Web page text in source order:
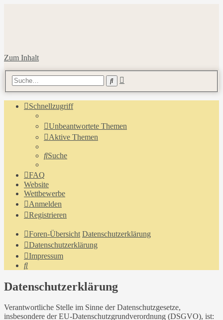
Zum Inhalt
Suche
Schnellzugriff
Unbeantwortete Themen
Aktive Themen
Suche
FAQ
Website
Wettbewerbe
Anmelden
Registrieren
Foren-Übersicht Datenschutzerklärung
Datenschutzerklärung
Impressum
Suche
Datenschutzerklärung
Verantwortliche Stelle im Sinne der Datenschutzgesetze,
insbesondere der EU-Datenschutzgrundverordnung (DSGVO), ist: